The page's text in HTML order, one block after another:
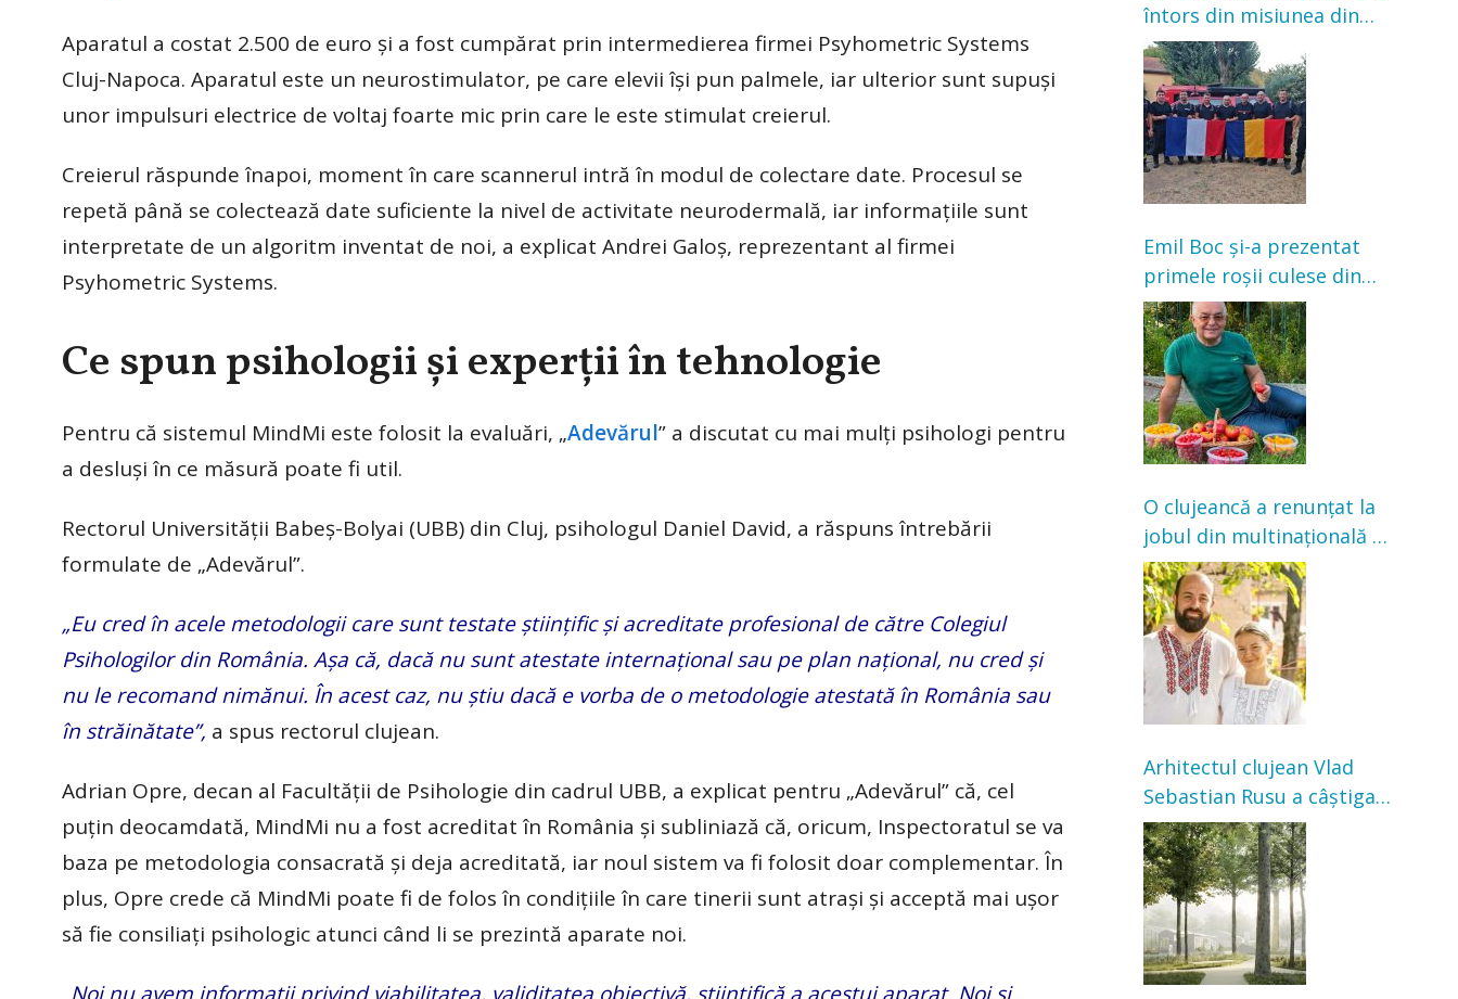
Aparatul a costat 2.500 de euro și a fost cumpărat prin intermedierea firmei Psyhometric Systems
Cluj-Napoca. Aparatul este un neurostimulator, pe care elevii își pun palmele, iar ulterior sunt supuși
unor impulsuri electrice de voltaj foarte mic prin care le este stimulat creierul.
Creierul răspunde înapoi, moment în care scannerul intră în modul de colectare date. Procesul se
repetă până se colectează date suficiente la nivel de activitate neurodermală, iar informațiile sunt
interpretate de un algoritm inventat de noi, a explicat Andrei Galoș, reprezentant al firmei
Psyhometric Systems.
Ce spun psihologii și experții în tehnologie
Pentru că sistemul MindMi este folosit la evaluări, „Adevărul” a discutat cu mai mulți psihologi pentru
a desluși în ce măsură poate fi util.
Rectorul Universității Babeș-Bolyai (UBB) din Cluj, psihologul Daniel David, a răspuns întrebării
formulate de „Adevărul”.
„Eu cred în acele metodologii care sunt testate științific și acreditate profesional de către Colegiul
Psihologilor din România. Așa că, dacă nu sunt atestate internațional sau pe plan național, nu cred și
nu le recomand nimănui. În acest caz, nu știu dacă e vorba de o metodologie atestată în România sau
în străinătate”, a spus rectorul clujean.
Adrian Opre, decan al Facultății de Psihologie din cadrul UBB, a explicat pentru „Adevărul” că, cel
puțin deocamdată, MindMi nu a fost acreditat în România și subliniază că, oricum, Inspectoratul se va
baza pe metodologia consacrată și deja acreditată, iar noul sistem va fi folosit doar complementar. În
plus, Opre crede că MindMi poate fi de folos în condițiile în care tinerii sunt atrași și acceptă mai ușor
să fie consiliați psihologic atunci când li se prezintă aparate noi.
Noi nu avem informații privind viabilitatea, validitatea obiectivă, științifică a acestui aparat. Noi și
întors din misiunea din
Franța. Au intervenit la
incendii de vegetație și
pădure
Emil Boc și-a prezentat
primele roșii culese din
grădină: „Niciun magazin
nu poate oferi această
satisfacție”
O clujeancă a renunțat la
jobul din multinațională și
s-a mutat la țară. Acum
cultivă legume în grădina
bunicilor
Arhitectul clujean Vlad
Sebastian Rusu a câștigat
concursul pentru
transformarea Grădinii
Casei Universitarilor